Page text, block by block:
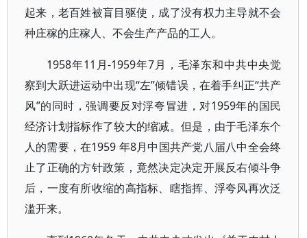
起来，老百姓被盲目驱使，成了没有权力主导就不会
种庄稼的庄稼人、不会生产产品的工人。
1958年11月-1959年7月，毛泽东和中共中央觉
察到大跃进运动中出现“左”倾错误，在着手纠正“共产
风”的同时，强调要反对浮夸冒进，对1959年的国民
经济计划指标作了较大的缩减。但是，由于毛泽东个
人的需要，在1959 年8月中国共产党八届八中全会终
止了正确的方针政策，竟然决定决定开展反右倾斗争
后，一度有所收缩的高指标、瞎指挥、浮夸风再次泛
滥开来。